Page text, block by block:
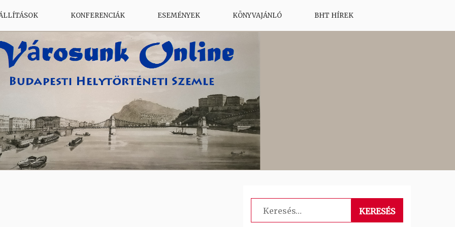
KONFERENCIÁK ESEMÉNYEK KÖNYVAJÁNLÓ BHT HÍREK
Keresés: